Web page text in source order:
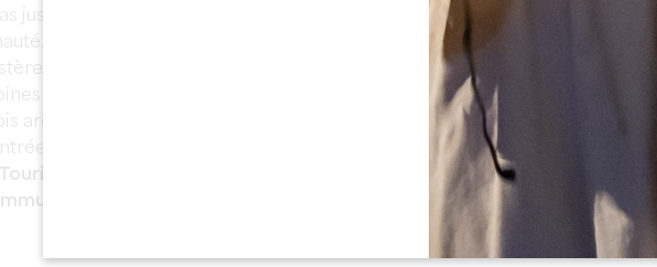
juste un lieu de culte mais un véritable
Rendez-vous dans le jardin du cloître afin
sous toutes ses facettes. Depuis ce petit
avaient accès aux autres bâtiments
arches rondes murées visibles au mur Est,
de la salle capitulaire aujourd’hui disparue.
occupe les locaux de l’ancien